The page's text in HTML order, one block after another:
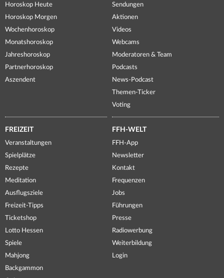
Horoskop Heute
Horoskop Morgen
Wochenhoroskop
Monatshoroskop
Jahreshoroskop
Partnerhoroskop
Aszendent
Sendungen
Aktionen
Videos
Webcams
Moderatoren & Team
Podcasts
News-Podcast
Themen-Ticker
Voting
FREIZEIT
Veranstaltungen
Spielplätze
Rezepte
Meditation
Ausflugsziele
Freizeit-Tipps
Ticketshop
Lotto Hessen
Spiele
Mahjong
Backgammon
FFH-WELT
FFH-App
Newsletter
Kontakt
Frequenzen
Jobs
Führungen
Presse
Radiowerbung
Weiterbildung
Login